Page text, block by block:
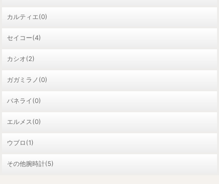
カルティエ(0)
セイコー(4)
カシオ(2)
ガガミラノ(0)
パネライ(0)
エルメス(0)
ウブロ(1)
その他腕時計(5)